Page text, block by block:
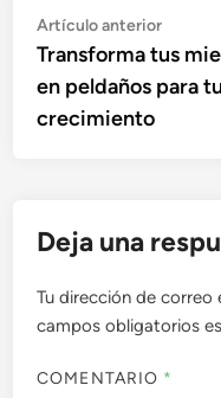
Navegación
de
entradas
Artículo anteriorArtículo
Transforma tus
en peldaños para tu
crecimiento
Deja una
Tu dirección de correo
campos obligatorios
COMENTARIO *